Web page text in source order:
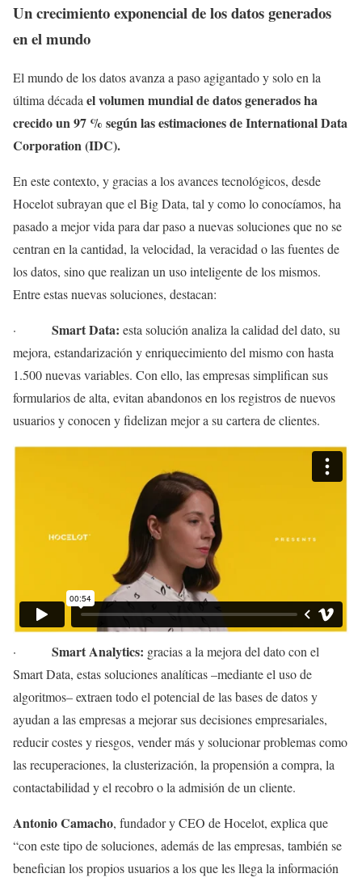
Un crecimiento exponencial de los datos generados
en el mundo
El mundo de los datos avanza a paso agigantado y solo en la
última décadael volumen mundial de datos generados ha
crecido un 97 % según las estimaciones de International Data
Corporation (IDC).
En este contexto, y gracias a los avances tecnológicos, desde
Hocelot subrayan que el Big Data, tal y como lo conocíamos, ha
pasado a mejor vida para dar paso a nuevas soluciones que no se
centran en la cantidad, la velocidad, la veracidad o las fuentes de
los datos, sino que realizan un uso inteligente de los mismos.
Entre estas nuevas soluciones, destacan:
· Smart Data: esta solución analiza la calidad del dato, su
mejora, estandarización y enriquecimiento del mismo con hasta
1.500 nuevas variables. Con ello, las empresas simplifican sus
formularios de alta, evitan abandonos en los registros de nuevos
usuarios y conocen y fidelizan mejor a su cartera de clientes.
· Smart Analytics: gracias a la mejora del dato con el
Smart Data, estas soluciones analíticas –mediante el uso de
algoritmos– extraen todo el potencial de las bases de datos y
ayudan a las empresas a mejorar sus decisiones empresariales,
reducir costes y riesgos, vender más y solucionar problemas como
las recuperaciones, la clusterización, la propensión a compra, la
contactabilidad y el recobro o la admisión de un cliente.
Antonio Camacho, fundador y CEO de Hocelot, explica que
“con este tipo de soluciones, además de las empresas, también se
benefician los propios usuarios a los que les llega la información